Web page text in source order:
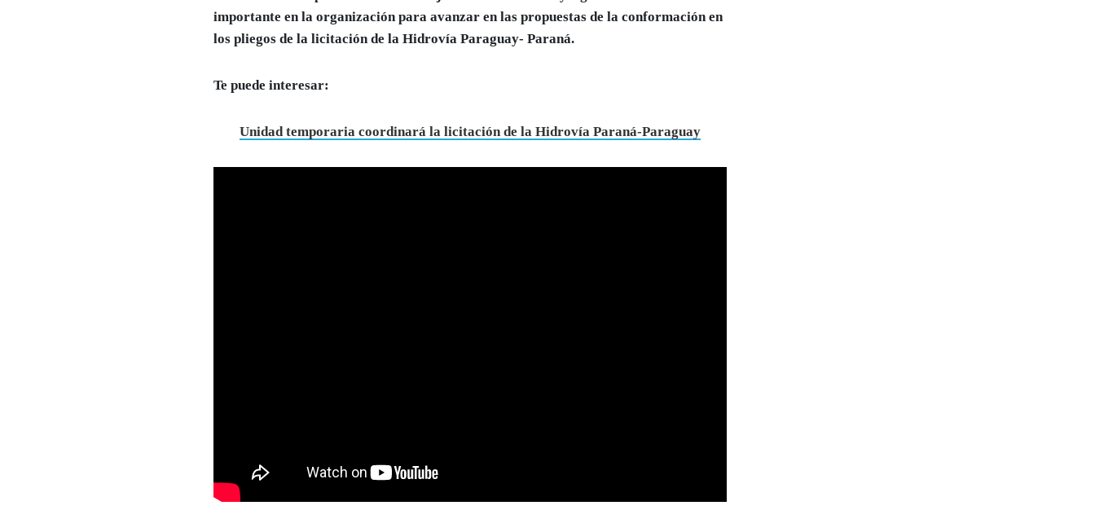
importante en la organización para avanzar en las propuestas de la conformación en
los pliegos de la licitación de la Hidrovía Paraguay- Paraná.
Te puede interesar:
Unidad temporaria coordinará la licitación de la Hidrovía Paraná-Paraguay